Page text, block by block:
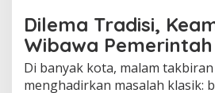
Dilema Tradisi,
Wibawa Pemerintah
Di banyak kota, malam
menghadirkan masalah klasik: